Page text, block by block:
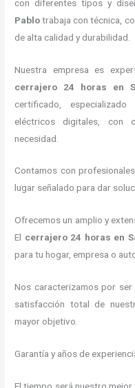
con diferentes tipos y
Pablotrabaja con técnica,
de alta calidad y durabilidad.
Nuestra empresa es
cerrajero 24 horas en
certificado,
eléctricos digitales, con
necesidad.
Contamos con
lugar señalado para dar
Ofrecemos un amplio y
El cerrajero 24 horas en
para tu hogar, empresa o
Nos caracterizamos por
satisfacción total de
mayor objetivo.
Garantía y años de